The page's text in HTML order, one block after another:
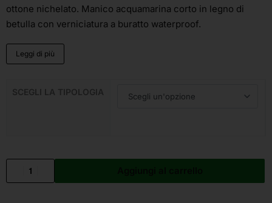
ottone nichelato. Manico acquamarina corto in legno di
betulla con verniciatura a buratto waterproof.
Leggi di più
SCEGLI LA TIPOLOGIA